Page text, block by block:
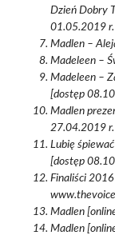
Dzień Dobry
01.05.2019
Madlen –
Madeleen –
Madeleen –
[dostęp
Madlen
27.04.2019
Lubię
[dostęp
Finaliści 2016
Madlen
Madlen